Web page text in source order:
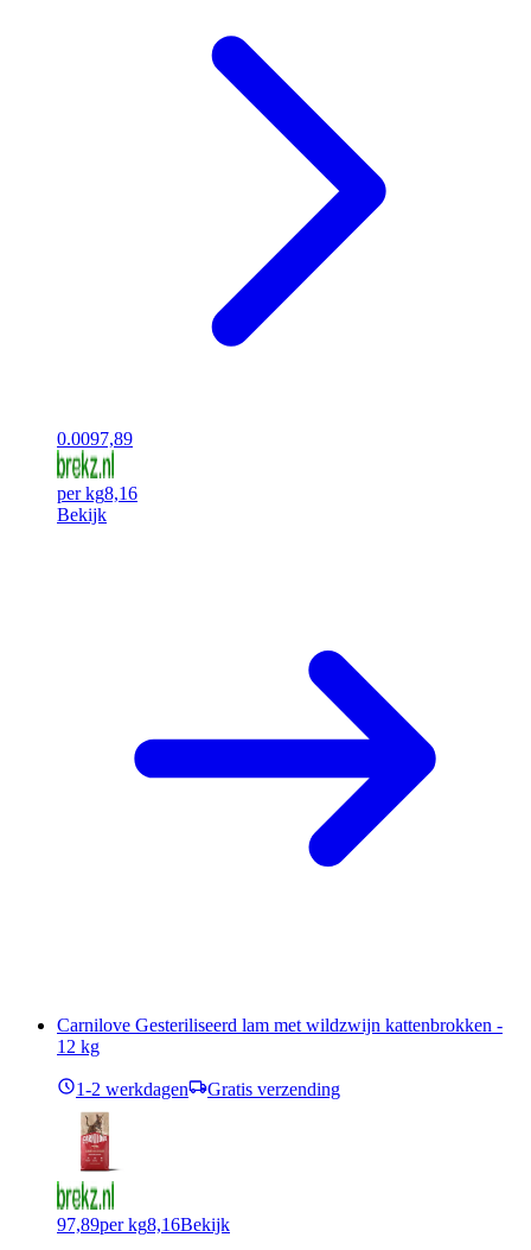
0.0097,89
per kg8,16
Bekijk
Carnilove Gesteriliseerd lam met wildzwijn kattenbrokken -
12 kg
1-2 werkdagen Gratis verzending
97,89per kg8,16Bekijk